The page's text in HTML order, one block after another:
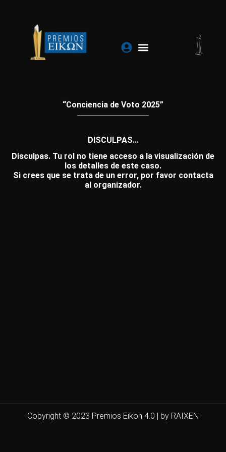
contenido
“Conciencia de Voto 2025”
DISCULPAS...
Disculpas. Tu rol no tiene acceso a la visualización de
los detalles de este caso.
Si crees que se trata de un error, por favor contacta
al organizador.
Copyright © 2023 Premios Eikon 4.0 | by RAIXEN